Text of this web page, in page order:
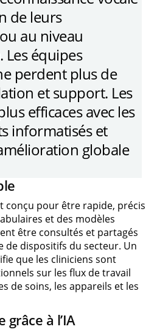
de leurs
au niveau
Les équipes
perdent plus de
et support. Les
efficaces avec les
informatisés et
globale
conçu pour être rapide, précis
et des modèles
être consultés et partagés
de dispositifs du secteur. Un
que les cliniciens sont
sur les flux de travail
de soins, les appareils et les
grâce à l’IA